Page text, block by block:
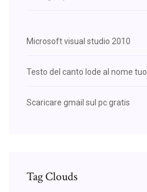
Microsoft visual studio 2010
Testo del canto lode al nome tuo
Scaricare gmail sul pc gratis
Tag Clouds